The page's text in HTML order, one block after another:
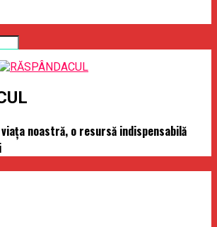
noastră, o resursă indispensabilă